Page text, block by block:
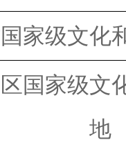
家级文化
国家级文
地